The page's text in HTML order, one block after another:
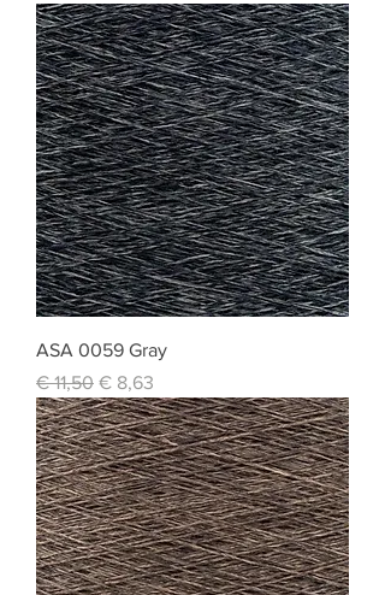
ASA 0059 Gray
Standardpreis
€ 11,50 Sale-Preis
€ 8,63